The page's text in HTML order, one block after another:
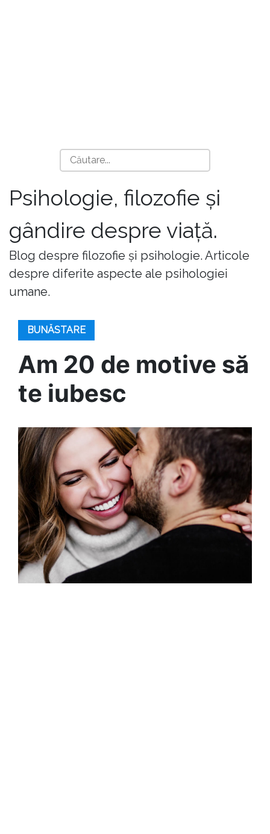
Psihologie, filozofie și
gândire despre viață.
Blog despre filozofie și psihologie. Articole
despre diferite aspecte ale psihologiei
umane.
BUNĂSTARE
Am 20 de motive să
te iubesc